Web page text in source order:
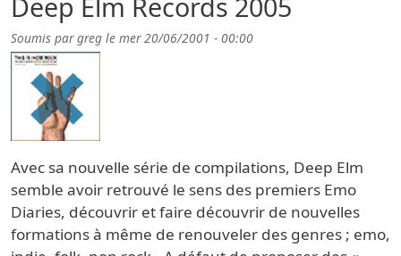
Soumis pargreg le mer 20/06/2001 - 00:00
Avec sa nouvelle série de compilations, Deep Elm
semble avoir retrouvé le sens des premiers Emo
Diaries, découvrir et faire découvrir de nouvelles
formations à même de renouveler des genres ; emo,